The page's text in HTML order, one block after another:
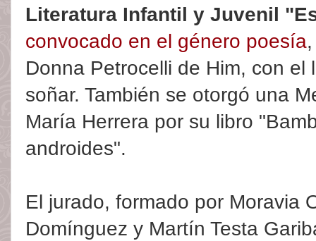
Literatura Infantil y Juvenil
convocado en el género poesía
Donna Petrocelli de Him, con el
soñar. También se otorgó una
María Herrera por su libro
androides".
El jurado, formado por Moravia
Domínguez y Martín Testa